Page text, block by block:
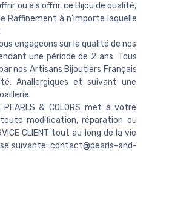
ou à s'offrir, ce Bijou de qualité,
Raffinement à n'importe laquelle
nous engageons sur la qualité de nos
une période de 2 ans. Tous
nos Artisans Bijoutiers Français
Anallergiques et suivant une
PEARLS & COLORS met à votre
modification, réparation ou
CLIENT tout au long de la vie
suivante: contact@pearls-and-